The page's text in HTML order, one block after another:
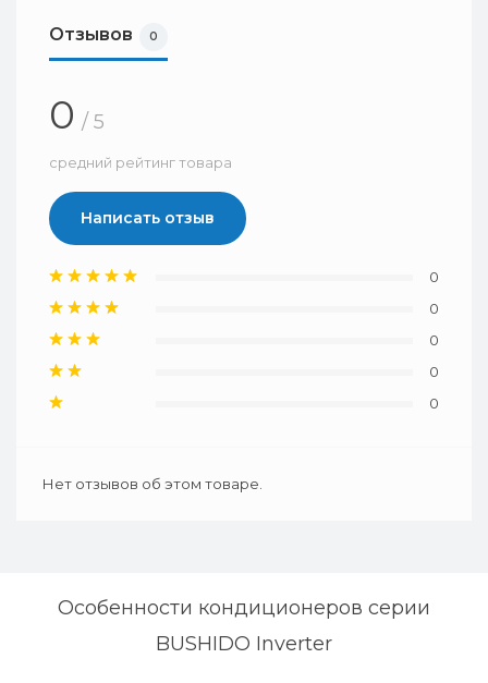
Отзывов 0
0 / 5
средний рейтинг товара
Написать отзыв
0
0
0
0
0
Нет отзывов об этом товаре.
Особенности кондиционеров серии
BUSHIDO Inverter